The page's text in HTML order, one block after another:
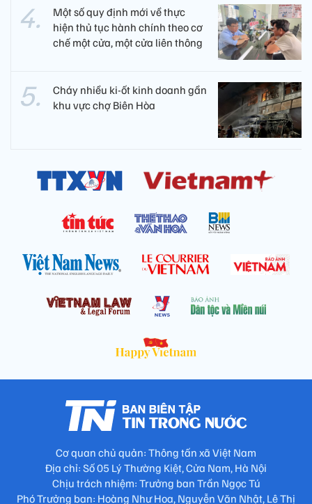
Một số quy định mới về thực
hiện thủ tục hành chính theo cơ
chế một cửa, một cửa liên thông
Cháy nhiều ki-ốt kinh doanh gần
khu vực chợ Biên Hòa
Cơ quan chủ quản: Thông tấn xã Việt Nam
Địa chỉ: Số 05 Lý Thường Kiệt, Cửa Nam, Hà Nội
Chịu trách nhiệm: Trưởng ban Trần Ngọc Tú
Phó Trưởng ban: Hoàng Như Hoa, Nguyễn Văn Nhật, Lê Thị